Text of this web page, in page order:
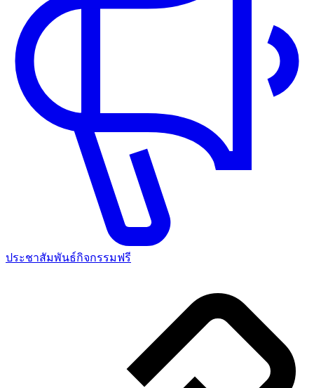
ประชาสัมพันธ์กิจกรรมฟรี